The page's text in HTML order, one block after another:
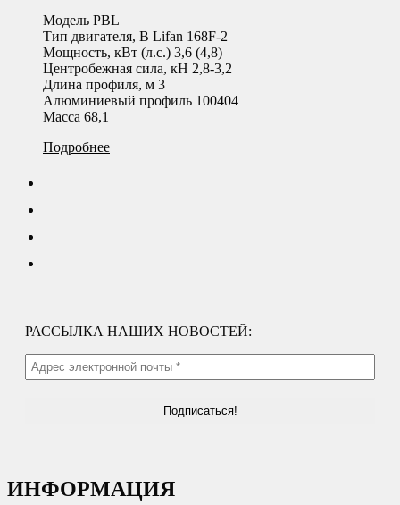
Модель РВL
Тип двигателя, В Lifan 168F-2
Мощность, кВт (л.с.) 3,6 (4,8)
Центробежная сила, кН 2,8-3,2
Длина профиля, м 3
Алюминиевый профиль 100404
Масса 68,1
Подробнее
РАССЫЛКА НАШИХ НОВОСТЕЙ:
ИНФОРМАЦИЯ